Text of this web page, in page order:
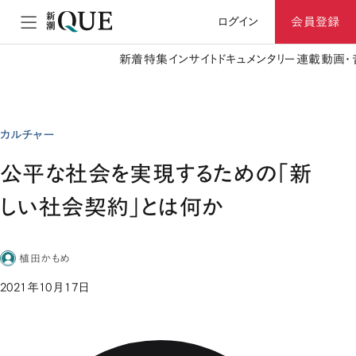
ログイン 会員登録
新着特集 インサイト ドキュメンタリー 連載動画
カルチャー
公平な社会を実現するための「新
しい社会契約」とは何か
植田かもめ
2021年10月17日